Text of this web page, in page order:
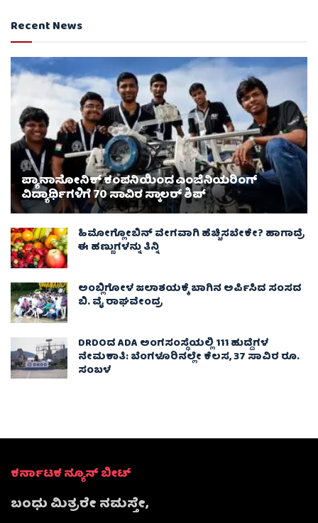
Recent News
ಪ್ಯಾನಾಸೋನಿಕ್ ಕಂಪನಿಯಿಂದ ಎಂಜಿನಿಯರಿಂಗ್
ವಿದ್ಯಾರ್ಥಿಗಳಿಗೆ 70 ಸಾವಿರ ಸ್ಕಾಲರ್ ಶಿಪ್
ಹಿಮೋಗ್ಲೋಬಿನ್ ವೇಗವಾಗಿ ಹೆಚ್ಚಿಸಬೇಕೇ? ಹಾಗಾದ್ರೆ
ಈ ಹಣ್ಣುಗಳನ್ನು ತಿನ್ನಿ
ಅಂಬ್ಲಿಗೋಳ ಜಲಾಶಯಕ್ಕೆ ಬಾಗಿನ ಅರ್ಪಿಸಿದ ಸಂಸದ
ಬಿ. ವೈ ರಾಘವೇಂದ್ರ
DRDOದ ADA ಅಂಗಸಂಸ್ಥೆಯಲ್ಲಿ 111 ಹುದ್ದೆಗಳ
ನೇಮಕಾತಿ: ಬೆಂಗಳೂರಿನಲ್ಲೇ ಕೆಲಸ, 37 ಸಾವಿರ ರೂ.
ಸಂಬಳ
ಕರ್ನಾಟಕ ನ್ಯೂಸ್ ಬೀಟ್
ಬಂಧು ಮಿತ್ರರೇ ನಮಸ್ತೇ,